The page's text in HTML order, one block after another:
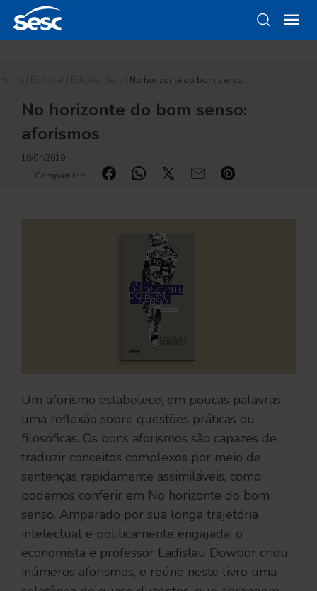
No horizonte do bom senso…
No horizonte do bom senso:
aforismos
10/04/2019
Compartilhe:
Um aforismo estabelece, em poucas palavras,
uma reflexão sobre questões práticas ou
filosóficas. Os bons aforismos são capazes de
traduzir conceitos complexos por meio de
sentenças rapidamente assimiláveis, como
podemos conferir em No horizonte do bom
senso. Amparado por sua longa trajetória
intelectual e politicamente engajada, o
economista e professor Ladislau Dowbor criou
inúmeros aforismos, e reúne neste livro uma